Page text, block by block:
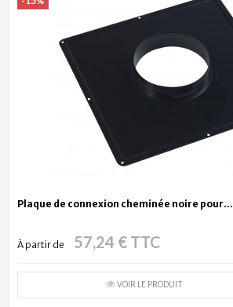
Plaque de connexion cheminée noire pour...
À partir de 57,24 € TTC
VOIR LE PRODUIT